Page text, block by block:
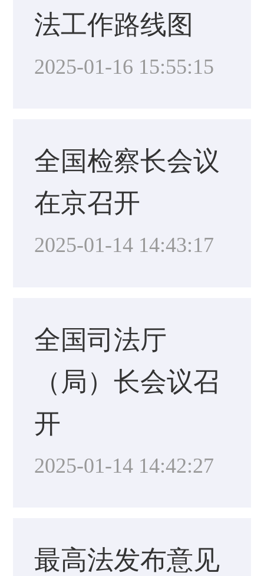
法工作路线图
2025-01-16 15:55:15
全国检察长会议
在京召开
2025-01-14 14:43:17
全国司法厅
（局）长会议召
开
2025-01-14 14:42:27
最高法发布意见